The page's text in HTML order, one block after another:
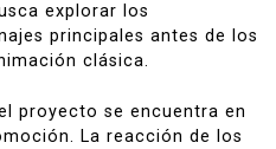
explorar los
principales antes de los
clásica.
proyecto se encuentra en
La reacción de los